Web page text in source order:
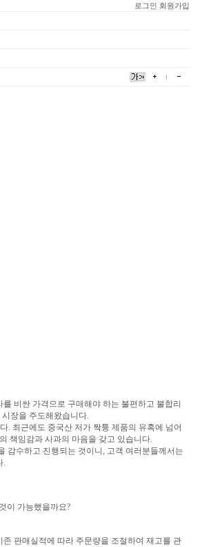
로그인
회원가입
비싼 가격으로 구매해야 하는 불편하고 불합리
장을 주도해왔습니다.
. 최근에도 중국산 저가 짝퉁 제품의 유혹에 넘어
책임감과 사과의 마음을 갖고 있습니다.
감수하고 진행되는 것이니, 고객 여러분들께서는
.
이 가능했을까요?
판매실적에 따라 주문량을 조절하여 재고를 관